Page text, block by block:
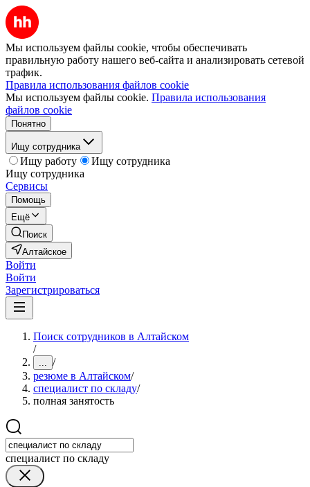
Мы используем файлы cookie, чтобы обеспечивать
правильную работу нашего веб-сайта и анализировать сетевой
трафик.
Правила использования файлов cookie
Мы используем файлы cookie. Правила использования
файлов cookie
Понятно
Ищу сотрудника
Ищу работу
Ищу сотрудника
Ищу сотрудника
Сервисы
Помощь
Ещё
Поиск
Алтайское
Войти
Войти
Зарегистрироваться
Поиск сотрудников в Алтайском
/
... /
резюме в Алтайском/
специалист по складу/
полная занятость
специалист по складу